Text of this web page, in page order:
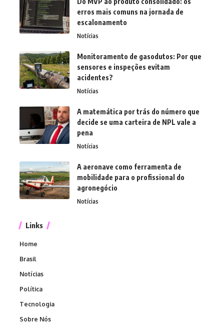
erros mais comuns na jornada de
escalonamento
Notícias
Monitoramento de gasodutos: Por que
sensores e inspeções evitam
acidentes?
Notícias
A matemática por trás do número que
decide se uma carteira de NPL vale a
pena
Notícias
A aeronave como ferramenta de
mobilidade para o profissional do
agronegócio
Notícias
Links
Home
Brasil
Notícias
Política
Tecnologia
Sobre Nós